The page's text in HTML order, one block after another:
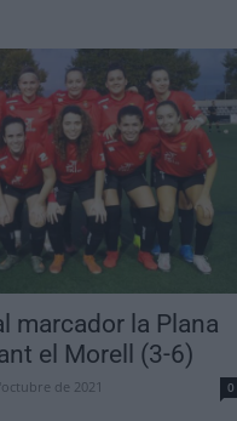
marcador la Plana
el Morell (3-6)
de 2021 0